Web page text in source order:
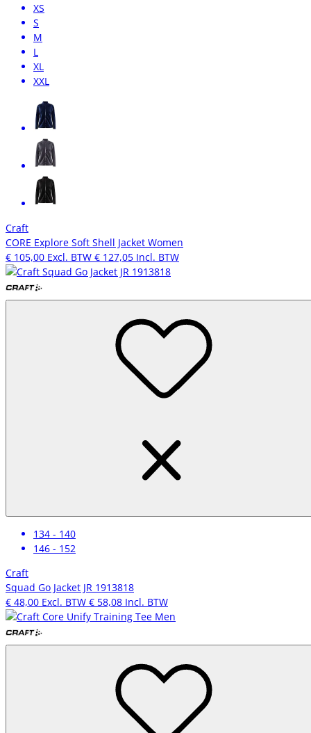
XS
S
M
L
XL
XXL
Craft
CORE Explore Soft Shell Jacket Women
€ 105,00 Excl. BTW € 127,05 Incl. BTW
134 - 140
146 - 152
Craft
Squad Go Jacket JR 1913818
€ 48,00 Excl. BTW € 58,08 Incl. BTW